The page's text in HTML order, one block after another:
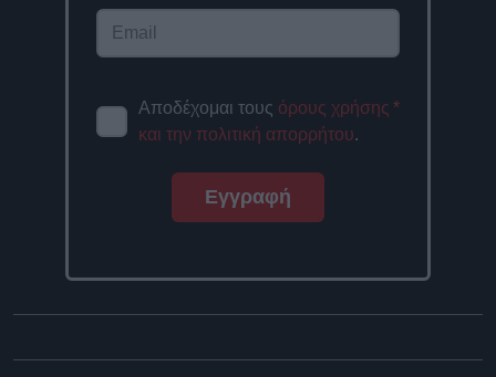
Αποδέχομαι τους όρους χρήσης
και την πολιτική απορρήτου.
*
Εγγραφή